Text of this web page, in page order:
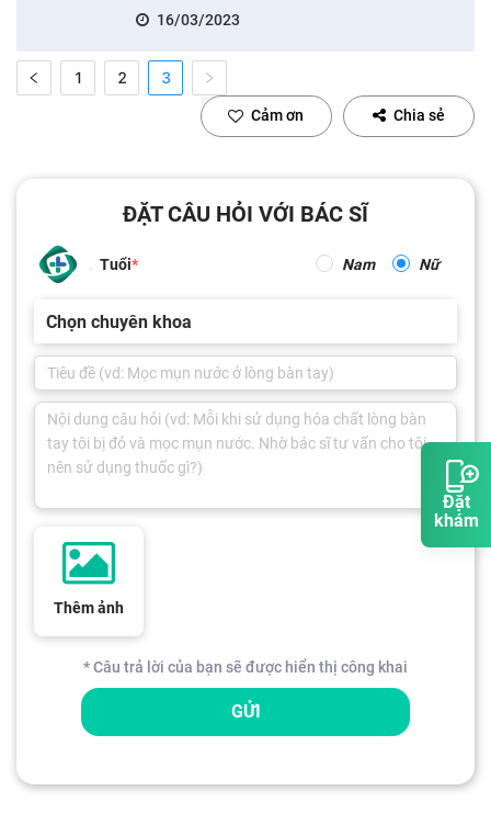
Đặt
khám
16/03/2023
1 2 3
Cảm ơn Chia sẻ
ĐẶT CÂU HỎI VỚI BÁC SĨ
Tuổi Nam Nữ
Chọn chuyên khoa
Thêm ảnh
* Câu trả lời của bạn sẽ được hiển thị công khai
GỬI